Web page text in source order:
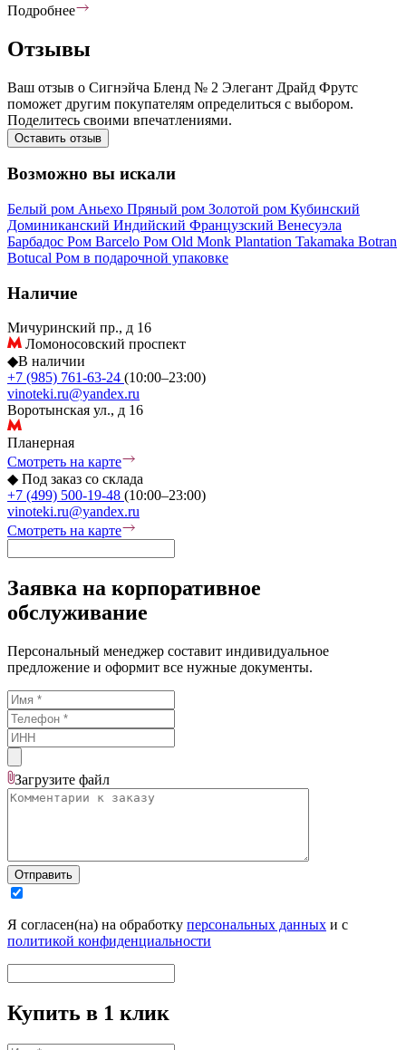
Подробнее
Отзывы
Ваш отзыв о Сигнэйча Бленд № 2 Элегант Драйд Фрутс
поможет другим покупателям определиться с выбором.
Поделитесь своими впечатлениями.
Оставить отзыв
Возможно вы искали
Белый ром Аньехо Пряный ром Золотой ром Кубинский
Доминиканский Индийский Французский Венесуэла
Барбадос Ром Barcelo Ром Old Monk Plantation Takamaka Botran
Botucal Ром в подарочной упаковке
Наличие
Мичуринский пр., д 16
Ломоносовский проспект
◆В наличии
+7 (985) 761-63-24 (10:00–23:00)
vinoteki.ru@yandex.ru
Воротынская ул., д 16
Планерная
Смотреть на карте
◆ Под заказ со склада
+7 (499) 500-19-48 (10:00–23:00)
vinoteki.ru@yandex.ru
Смотреть на карте
Заявка на корпоративное
обслуживание
Персональный менеджер составит индивидуальное
предложение и оформит все нужные документы.
Загрузите файл
Отправить
Я согласен(на) на обработку персональных данных и с
политикой конфиденциальности
Купить в 1 клик